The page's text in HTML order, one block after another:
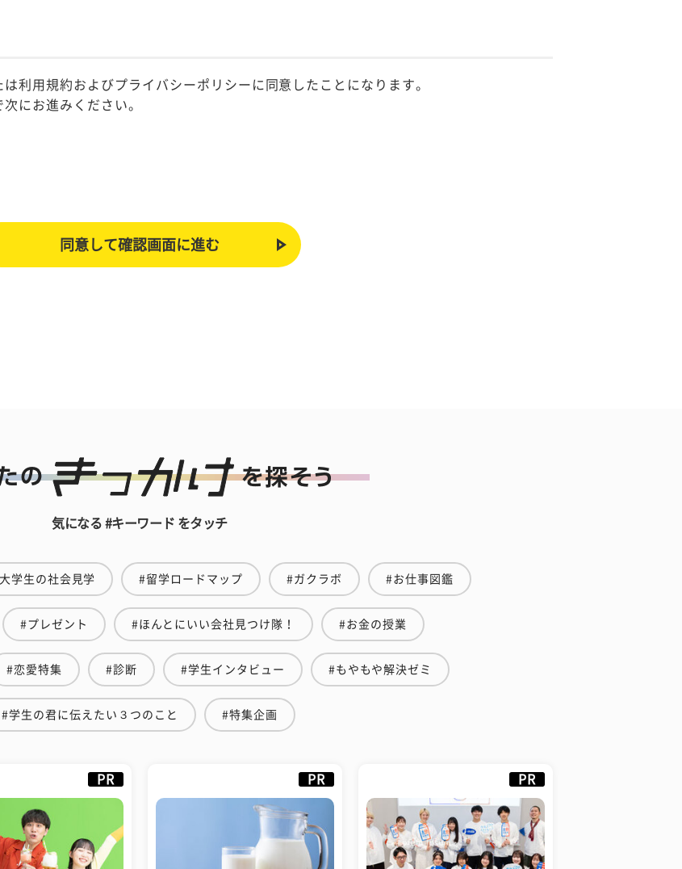
利用規約およびプライバシーポリシーに同意したことになります。
にお進みください。
気になる #キーワード をタッチ
学生の社会見学 #留学ロードマップ #ガクラボ #お仕事図鑑
#プレゼント #ほんとにいい会社見つけ隊！ #お金の授業
#恋愛特集 #診断 #学生インタビュー #もやもや解決ゼミ
#学生の君に伝えたい３つのこと #特集企画
PR PR PR